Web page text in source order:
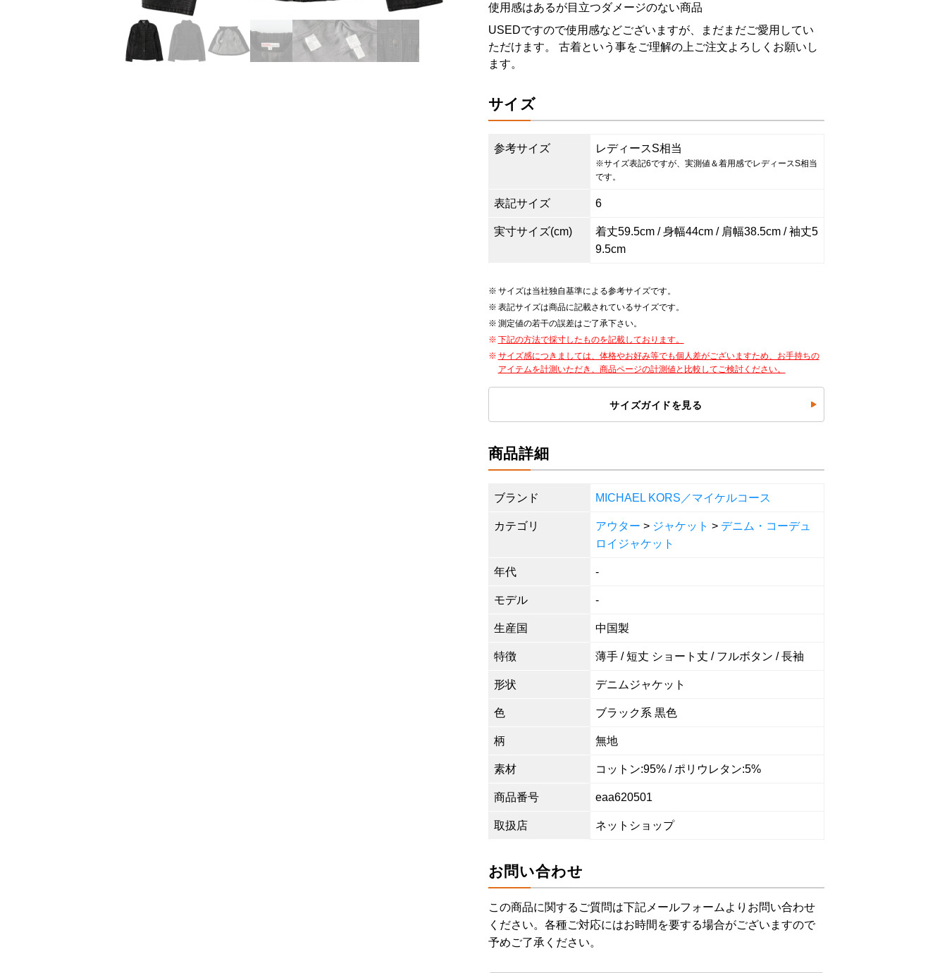
使用感はあるが目立つダメージのない商品
USEDですので使用感などございますが、まだまだご愛用してい
ただけます。 古着という事をご理解の上ご注文よろしくお願いし
ます。
サイズ
参考サイズ レディースS相当
※サイズ表記6ですが、実測値＆着用感でレディースS相当
です。
表記サイズ 6
実寸サイズ(cm)
着丈59.5cm / 身幅44cm / 肩幅38.5cm / 袖丈5
9.5cm
サイズは当社独自基準による参考サイズです。
表記サイズは商品に記載されているサイズです。
測定値の若干の誤差はご了承下さい。
下記の方法で採寸したものを記載しております。
サイズ感につきましては、体格やお好み等でも個人差がございますため、お手持ちの
アイテムを計測いただき、商品ページの計測値と比較してご検討ください。
サイズガイドを見る
商品詳細
ブランド MICHAEL KORS／マイケルコース
カテゴリ アウター > ジャケット > デニム・コーデュ
ロイジャケット
年代 -
モデル -
生産国 中国製
特徴 薄手 / 短丈 ショート丈 / フルボタン / 長袖
形状 デニムジャケット
色 ブラック系 黒色
柄 無地
素材 コットン:95% / ポリウレタン:5%
商品番号 eaa620501
取扱店 ネットショップ
お問い合わせ
この商品に関するご質問は下記メールフォームよりお問い合わせ
ください。各種ご対応にはお時間を要する場合がございますので
予めご了承ください。